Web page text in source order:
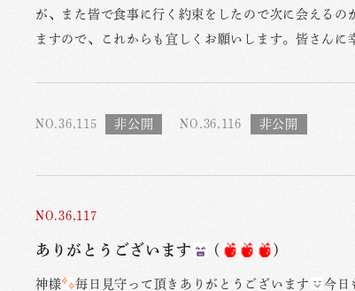
が、また皆で食事に行く約束をしたので次に会える
ますので、これからも宜しくお願いします。皆さんに
NO.36,115 NO.36,116
NO.36,117
ありがとうございます ( )
神様 毎日見守って頂きありがとうございます 今日